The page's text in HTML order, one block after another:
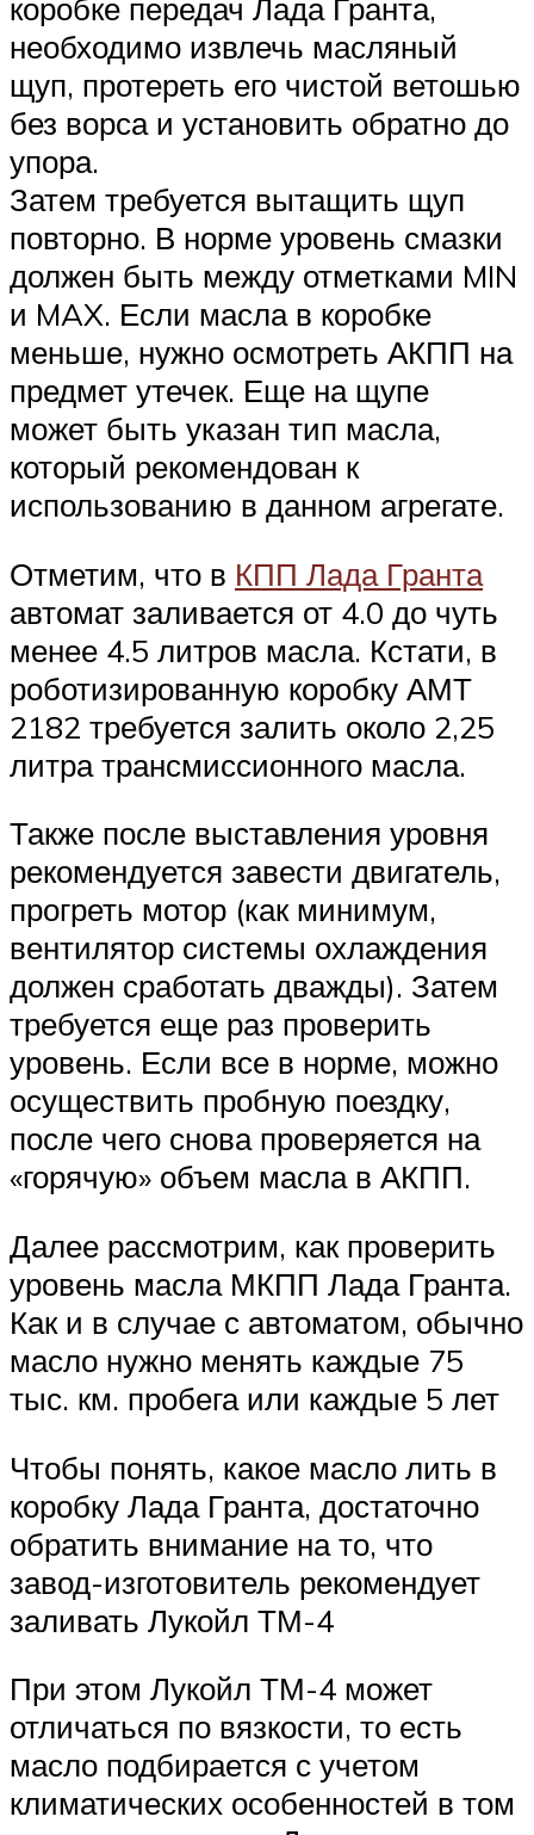
коробке передач Лада Гранта,
необходимо извлечь масляный
щуп, протереть его чистой ветошью
без ворса и установить обратно до
упора.
Затем требуется вытащить щуп
повторно. В норме уровень смазки
должен быть между отметками MIN
и MAX. Если масла в коробке
меньше, нужно осмотреть АКПП на
предмет утечек. Еще на щупе
может быть указан тип масла,
который рекомендован к
использованию в данном агрегате.
Отметим, что в КПП Лада Гранта
автомат заливается от 4.0 до чуть
менее 4.5 литров масла. Кстати, в
роботизированную коробку АМТ
2182 требуется залить около 2,25
литра трансмиссионного масла.
Также после выставления уровня
рекомендуется завести двигатель,
прогреть мотор (как минимум,
вентилятор системы охлаждения
должен сработать дважды). Затем
требуется еще раз проверить
уровень. Если все в норме, можно
осуществить пробную поездку,
после чего снова проверяется на
«горячую» объем масла в АКПП.
Далее рассмотрим, как проверить
уровень масла МКПП Лада Гранта.
Как и в случае с автоматом, обычно
масло нужно менять каждые 75
тыс. км. пробега или каждые 5 лет
Чтобы понять, какое масло лить в
коробку Лада Гранта, достаточно
обратить внимание на то, что
завод-изготовитель рекомендует
заливать Лукойл ТМ-4
При этом Лукойл ТМ-4 может
отличаться по вязкости, то есть
масло подбирается с учетом
климатических особенностей в том